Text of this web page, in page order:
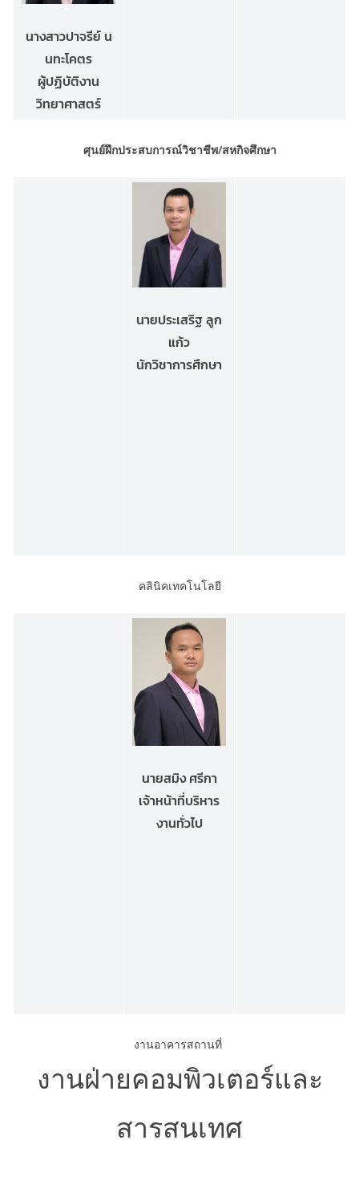
นางสาวปาจรีย์ น
นทะโคตร
ผู้ปฏิบัติงาน
วิทยาศาสตร์
ศุนย์ฝึกประสบการณ์วิชาชีพ/สหกิจศึกษา
นายประเสริฐ ลูก
แก้ว
นักวิชาการศึกษา
คลินิคเทคโนโลยี
นายสมิง ศรีกา
เจ้าหน้าที่บริหาร
งานทั่วไป
งานอาคารสถานที่
งานฝ่ายคอมพิวเตอร์และ
สารสนเทศ